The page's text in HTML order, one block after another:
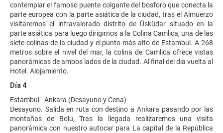
contemplar el famoso puente colgante del bosforo que conecta la
parte europea con la parte asiática de la ciudad, tras el Almuerzo
visitaremos el infravalorado distrito de Üsküdar situado en la
parte asiática para luego dirigirnos a la Colina Camlica, una de las
siete colinas de la ciudad y el punto más alto de Estambul. A 268
metros sobre el nivel del mar, la colina de Camlica ofrece vistas
panorámicas de ambos lados de la ciudad. Al final del dia vuelta al
Hotel. Alojamiento.
Día 4
Estambul - Ankara (Desayuno y Cena)
Desayuno. Salida en ruta con destino a Ankara pasando por las
montañas de Bolu, Tras la llegada realizaremos una visita
panorámica con nuestro autocar para La capital de la República